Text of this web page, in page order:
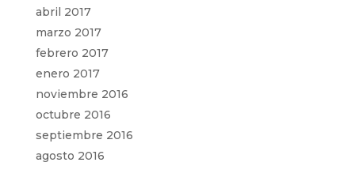
abril 2017
marzo 2017
febrero 2017
enero 2017
noviembre 2016
octubre 2016
septiembre 2016
agosto 2016